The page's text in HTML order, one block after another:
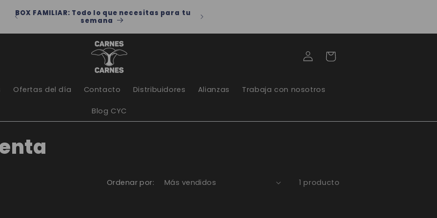
BOX FAMILIAR: Todo lo que necesitas para tu
semana
Por compras superiores a 60 mil, lleva tu
Ofertas del día Contacto Distribuidores Alianzas Trabaja con nosotros
Blog CYC
Iniciar
sesión
Carrito
Ordenar por: 1 producto